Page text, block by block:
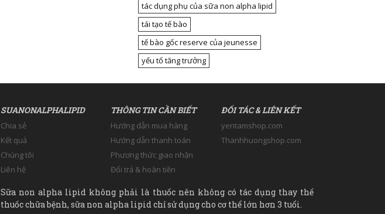
tác dụng phụ của sữa non alpha lipid
tái tạo tế bào
tế bào gốc reserve của jeunesse
yếu tố tăng trưởng
SUANONALPHALIPID
Chia sẻ
Kết quả
Chúng tôi
Liên hệ
THÔNG TIN CẦN BIẾT
Hướng dẫn mua hàng
Hướng dẫn thanh toán
Phương thức giao nhận
Đổi trả & hoàn tiền
ĐỐI TÁC & LIÊN KẾT
yentamshop.com
Thanhhuongshop.com
Sữa non alpha lipid không phải là thuốc nên không có tác dụng thay thế
thuốc chữa bệnh, sữa non alpha lipid chỉ sử dụng cho cơ thể lớn hơn 3 tuổi.